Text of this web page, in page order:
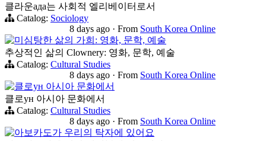
클라운ада는 사회적 엘리베이터로서
Catalog: Sociology
8 days ago · From South Korea Online
미심탕한 삶의 가희: 영화, 문학, 예술
추상적인 삶의 Clownery: 영화, 문학, 예술
Catalog: Cultural Studies
8 days ago · From South Korea Online
클로ун 아시아 문화에서
클로ун 아시아 문화에서
Catalog: Cultural Studies
8 days ago · From South Korea Online
아보카도가 우리의 탁자에 있어요